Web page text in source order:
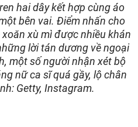
hai dây kết hợp cùng áo
bên vai. Điểm nhấn cho
xù mì được nhiều khán
lời tán dương về ngoại
một số người nhận xét bộ
nữ ca sĩ quá gầy, lộ chân
Getty, Instagram.